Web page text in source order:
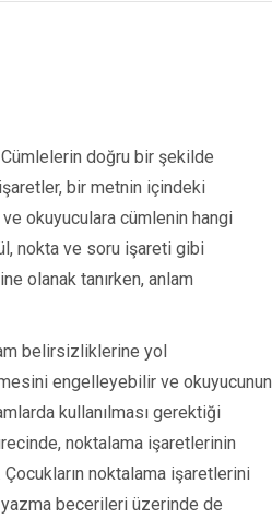
Cümlelerin doğru bir şekilde
işaretler, bir metnin içindeki
okuyuculara cümlenin hangi
nokta ve soru işareti gibi
olanak tanırken, anlam
belirsizliklerine yol
engelleyebilir ve okuyucunun
kullanılması gerektiği
noktalama işaretlerinin
noktalama işaretlerini
yazma becerileri üzerinde de